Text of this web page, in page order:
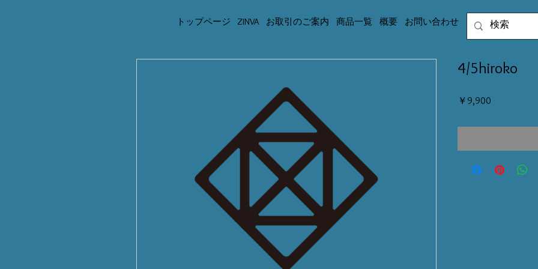
トップページ ZINVA お取引のご案内 商品一覧 概要 お問い合わせ
4/5hiroko
￥9,900